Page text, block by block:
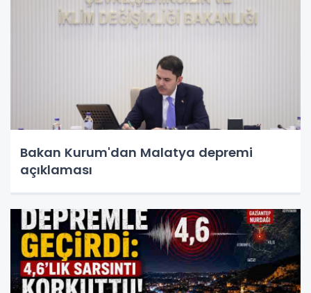
Bakan Kurum'dan Malatya depremi
açıklaması